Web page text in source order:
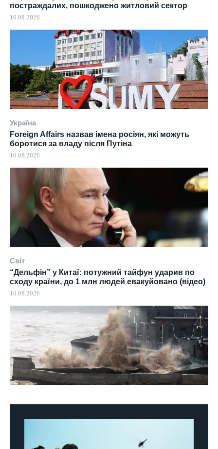
постраждалих, пошкоджено житловий сектор
10.08.2026
Україна
Foreign Affairs назвав імена росіян, які можуть
боротися за владу після Путіна
10.08.2026
Світ
“Дельфін” у Китаї: потужний тайфун ударив по
сходу країни, до 1 млн людей евакуйовано (відео)
10.08.2026